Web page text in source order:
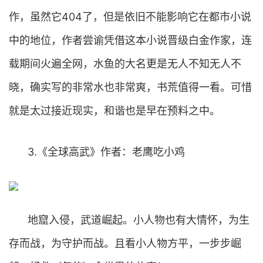
作，虽然它404了，但是依旧不能影响它在都市小说
中的地位，作者尝谕凭借这本小说晋级白金作家，连
载期间火遍全网，水鱼的大名更是无人不知无人不
晓，确实写的非常水也非常爽，书荒值得一看。可惜
就是太过接近现实，和谐也是早在预料之中。
3.《全球高武》作者：老鹰吃小鸡
地窟入侵，武道崛起。小人物也有大情怀，为生
存而战，为守护而战。且看小人物方平，一步步崛